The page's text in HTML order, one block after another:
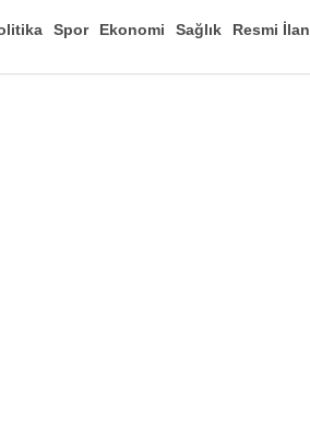
Spor Ekonomi Sağlık Resmi İlan